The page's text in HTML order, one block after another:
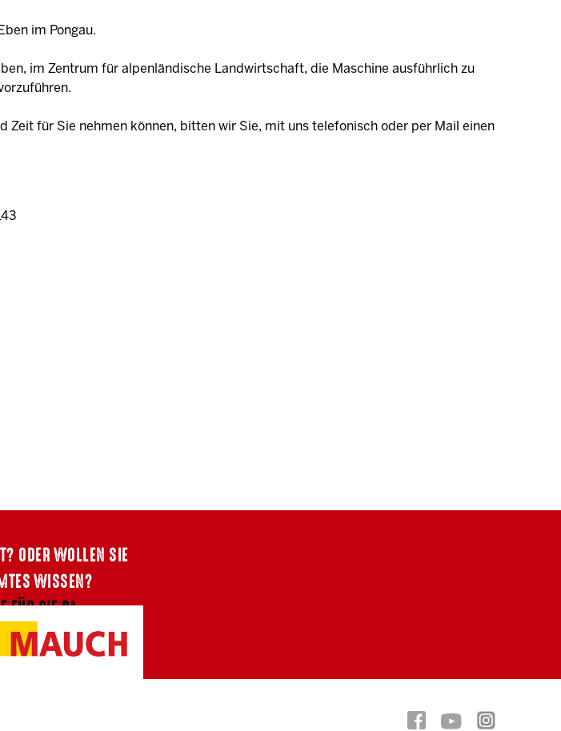
im Pongau.
im Zentrum für alpenländische Landwirtschaft, die Maschine ausführlich zu
Zeit für Sie nehmen können, bitten wir Sie, mit uns telefonisch oder per Mail einen
ODER WOLLEN SIE
WISSEN?
FÜR SIE DA.
+43 7724 2107-0